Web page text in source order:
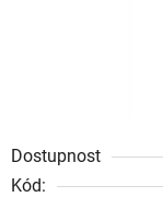
Dostupnost
Kód: